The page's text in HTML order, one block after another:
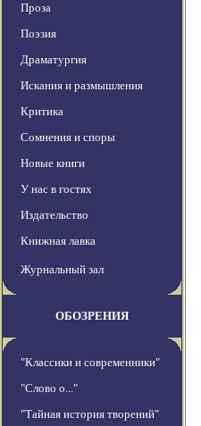
Проза
Поэзия
Драматургия
Искания и размышления
Критика
Сомнения и споры
Новые книги
У нас в гостях
Издательство
Книжная лавка
Журнальный зал
ОБОЗРЕНИЯ
"Классики и современники"
"Слово о..."
"Тайная история творений"